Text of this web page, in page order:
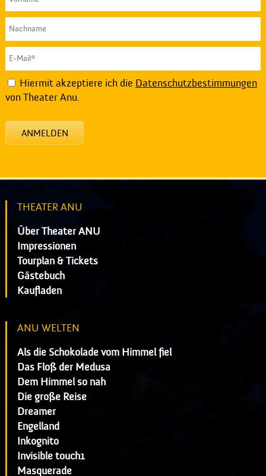
Hiermit akzeptiere ich die Datenschutzbestimmungen
von Theater Anu.
ANMELDEN
THEATER ANU
Über Theater ANU
Impressionen
Tourplan & Tickets
Gästebuch
Kaufladen
ANU WELTEN
Als die Schokolade vom Himmel fiel
Das Floß der Medusa
Dem Himmel so nah
Die große Reise
Dreamer
Engelland
Inkognito
Invisible touch1
Masquerade